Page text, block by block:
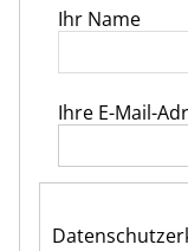
Ihr Name
Ihre E-Mail-